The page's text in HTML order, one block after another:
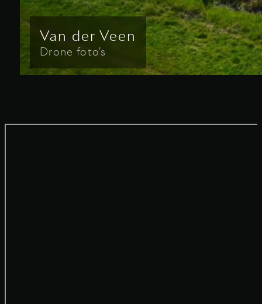
Van der Veen
Drone foto's